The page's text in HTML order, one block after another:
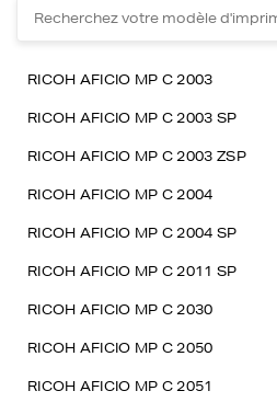
RICOH AFICIO MP C 2003
RICOH AFICIO MP C 2003 SP
RICOH AFICIO MP C 2003 ZSP
RICOH AFICIO MP C 2004
RICOH AFICIO MP C 2004 SP
RICOH AFICIO MP C 2011 SP
RICOH AFICIO MP C 2030
RICOH AFICIO MP C 2050
RICOH AFICIO MP C 2051